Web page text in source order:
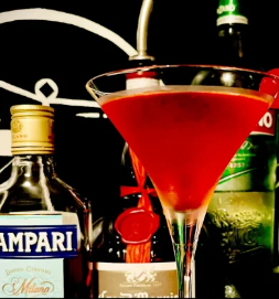
ベネチアン・サンセット （